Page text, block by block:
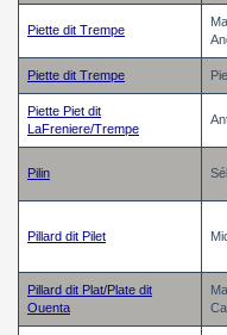
Piette dit Trempe
Piette dit Trempe
Piette Piet dit
LaFreniere/Trempe
Pilin
Pillard dit Pilet
Pillard dit Plat/Plate dit
Ouenta